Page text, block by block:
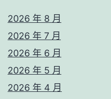
2026 年 8 月
2026 年 7 月
2026 年 6 月
2026 年 5 月
2026 年 4 月